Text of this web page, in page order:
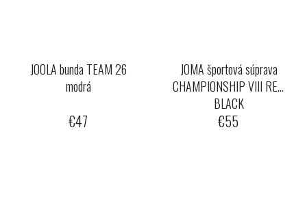
JOOLA bunda TEAM 26
modrá
€47
JOMA športová súprava
CHAMPIONSHIP VIII RED
BLACK
€55